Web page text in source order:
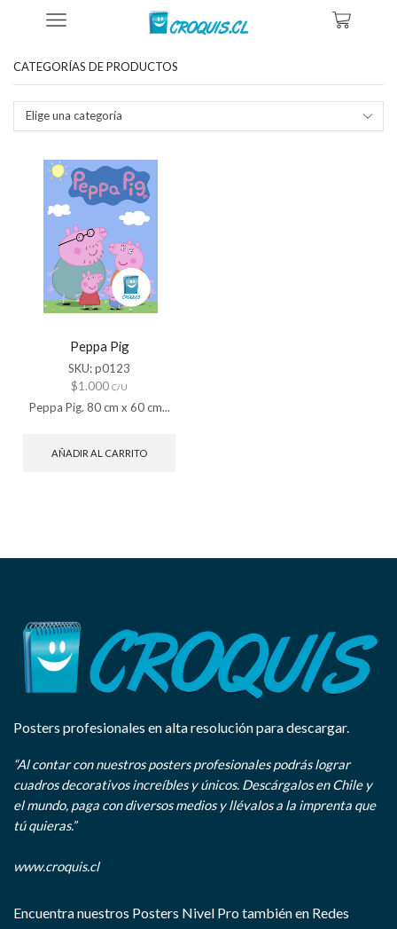
Tienda Productos Etiquetados “afiche Peppa Pig”
CATEGORÍAS DE PRODUCTOS
Elige una categoría
Peppa Pig
SKU:p0123
$1.000 C/U
Peppa Pig. 80 cm x 60 cm...
AÑADIR AL CARRITO
Posters profesionales en alta resolución para descargar.
“Al contar con nuestros posters profesionales podrás lograr
cuadros decorativos increíbles y únicos. Descárgalos en Chile y
el mundo, paga con diversos medios y llévalos a la imprenta que
tú quieras.”
www.croquis.cl
Encuentra nuestros Posters Nivel Pro también en Redes